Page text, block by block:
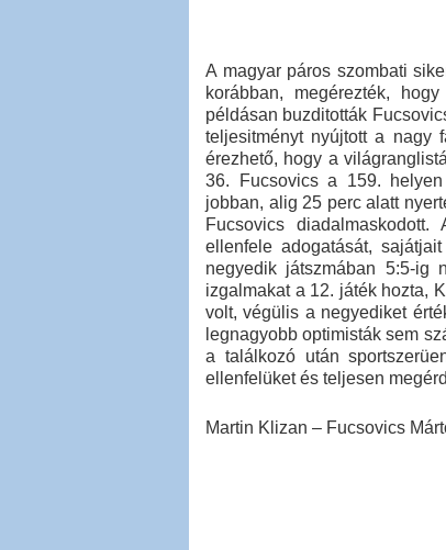
A magyar páros szombati
korábban, megérezték,
példásan buzditották
teljesitményt nyújtott a nagy
érezhető, hogy a
36. Fucsovics a 159.
jobban, alig 25 perc alatt
Fucsovics
ellenfele adogatását,
negyedik játszmában 5:5-ig
izgalmakat a 12. játék hozta,
volt, végülis a negyediket
legnagyobb optimisták sem
a találkozó után
ellenfelüket és teljesen
Martin Klizan – Fucsovics